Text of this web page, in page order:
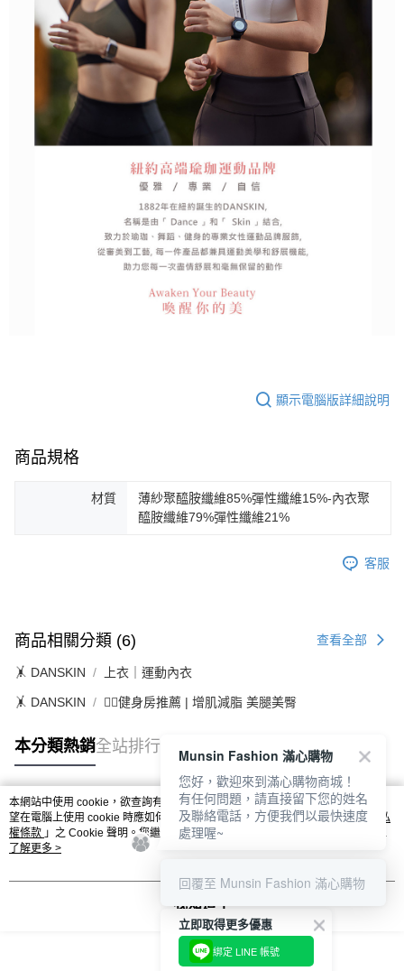
顯示電腦版詳細說明
商品規格
材質
薄紗聚醯胺纖維85%彈性纖維15%-內衣聚
醯胺纖維79%彈性纖維21%
客服
商品相關分類 (6) 查看全部
🤸 DANSKIN 上衣｜運動內衣
🤸 DANSKIN 🏋️‍♀️健身房推薦 | 增肌減脂 美腿美臀
本分類熱銷全站排行
熱門標籤
本網站中使用 cookie，欲查詢有關本網站使用 cookie 方式之詳情，及若您不希
望在電腦上使用 cookie 時應如何變更電腦的 cookie 設定，請參閱本網站「
隱私
權條款 」之 Cookie 聲明。您繼續使用本網站即表示您同意本公司得按本網站使
用條款之 Cookie 聲明使用 cookie。
了解更多 >
我知道了
立即取得更多優惠
綁定 LINE 帳號
Munsin Fashion 滿心購物
您好，歡迎來到滿心購物商城！
有任何問題，請直接留下您的姓名
及聯絡電話，方便我們以最快速度
處理喔~
回覆至 Munsin Fashion 滿心購物